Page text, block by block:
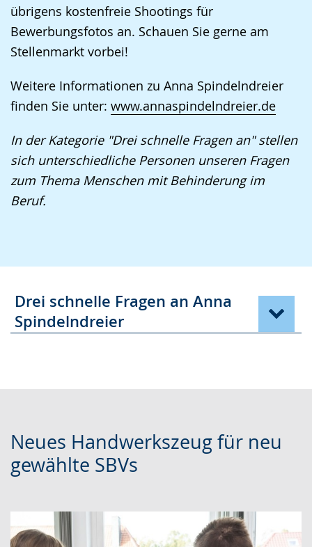
übrigens kostenfreie Shootings für
Bewerbungsfotos an. Schauen Sie gerne am
Stellenmarkt vorbei!
Weitere Informationen zu Anna Spindelndreier
finden Sie unter: www.annaspindelndreier.de
In der Kategorie "Drei schnelle Fragen an" stellen
sich unterschiedliche Personen unseren Fragen
zum Thema Menschen mit Behinderung im
Beruf.
Drei schnelle Fragen an Anna
Spindelndreier
Neues Handwerkszeug für neu
gewählte SBVs